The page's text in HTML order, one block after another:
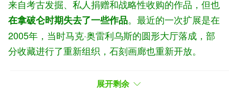
来自考古发掘、私人捐赠和战略性收购的作品，但也
在拿破仑时期失去了一些作品。最近的一次扩展是在
2005年，当时马克·奥雷利乌斯的圆形大厅落成，部
分收藏进行了重新组织，石刻画廊也重新开放。
卡比托利尼博物馆的主要作品
展开剩余